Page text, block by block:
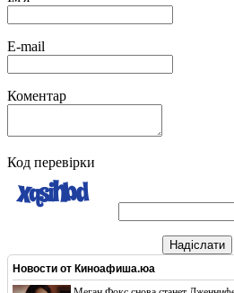
E-mail
Коментар
Код перевірки
Надіслати
Новости от Киноафиша.юа